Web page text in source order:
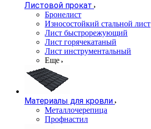
Листовой прокат
Бронелист
Износостойкий стальной лист
Лист быстрорежующий
Лист горячекатаный
Лист инструментальный
Еще
Материалы для кровли
Металлочерепица
Профнастил